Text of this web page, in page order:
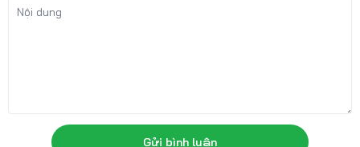
Gửi bình luận